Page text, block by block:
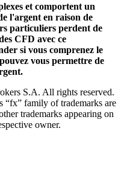
et comportent un
l'argent en raison de
particuliers perdent de
CFD avec ce
si vous comprenez le
vous permettre de
S.A. All rights reserved.
family of trademarks are
trademarks appearing on
owner.